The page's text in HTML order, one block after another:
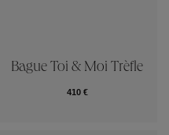
Bague Toi & Moi Trèfle
410 €